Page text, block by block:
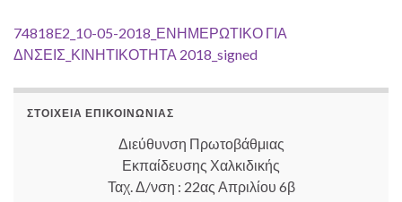
74818E2_10-05-2018_ΕΝΗΜΕΡΩΤΙΚΟ ΓΙΑ
ΔΝΣΕΙΣ_ΚΙΝΗΤΙΚΟΤΗΤΑ 2018_signed
ΣΤΟΙΧΕΊΑ ΕΠΙΚΟΙΝΩΝΊΑΣ
Διεύθυνση Πρωτοβάθμιας
Εκπαίδευσης Χαλκιδικής
Ταχ. Δ/νση : 22ας Απριλίου 6β